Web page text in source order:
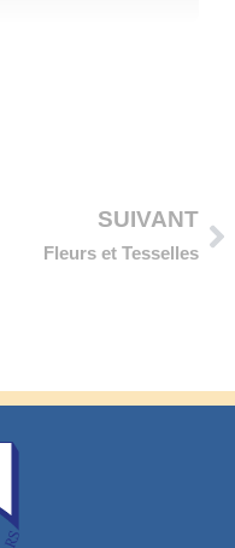
SUIVANT
Fleurs et Tesselles